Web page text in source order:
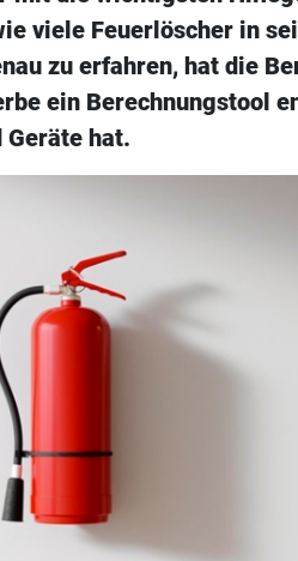
viele Feuerlöscher in
zu erfahren, hat die
ein Berechnungstool
Geräte hat.